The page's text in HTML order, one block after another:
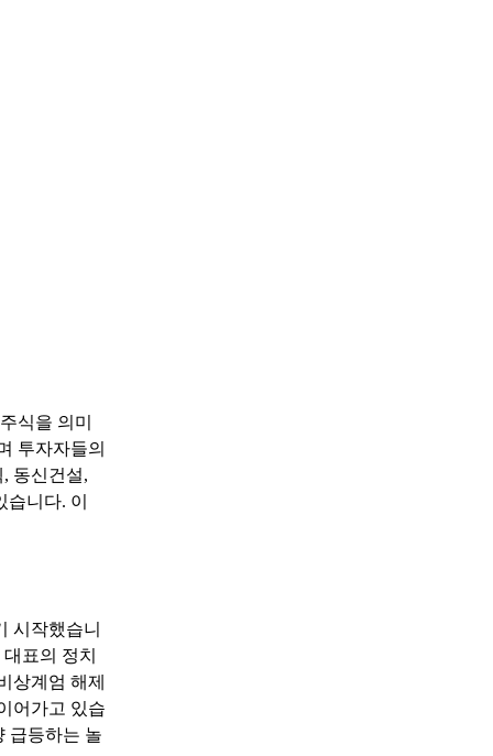
식을 의미
투자자들의
동신건설,
니다. 이
시작했습니
표의 정치
상계엄 해제
어가고 있습
급등하는 놀